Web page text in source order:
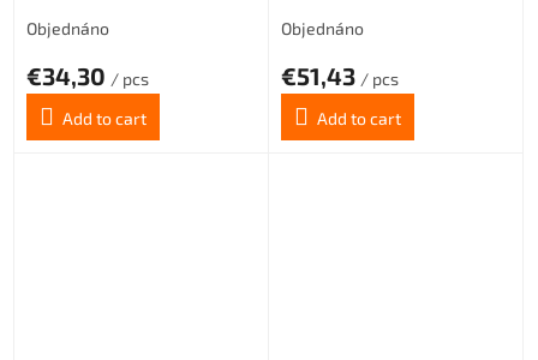
Objednáno
€34,30 / pcs
Add to cart
Objednáno
€51,43 / pcs
Add to cart